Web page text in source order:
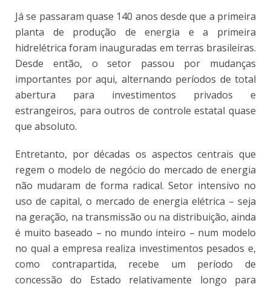
Já se passaram quase 140 anos desde que a primeira
planta de produção de energia e a primeira
hidrelétrica foram inauguradas em terras brasileiras.
Desde então, o setor passou por mudanças
importantes por aqui, alternando períodos de total
abertura para investimentos privados e
estrangeiros, para outros de controle estatal quase
que absoluto.
Entretanto, por décadas os aspectos centrais que
regem o modelo de negócio do mercado de energia
não mudaram de forma radical. Setor intensivo no
uso de capital, o mercado de energia elétrica – seja
na geração, na transmissão ou na distribuição, ainda
é muito baseado – no mundo inteiro – num modelo
no qual a empresa realiza investimentos pesados e,
como contrapartida, recebe um período de
concessão do Estado relativamente longo para